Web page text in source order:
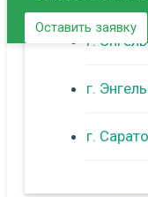
г.
г.
г.
Оставить заявку